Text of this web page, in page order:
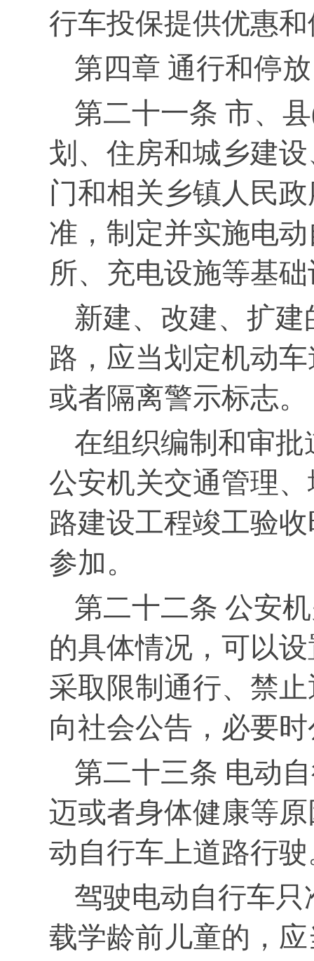
行车投保提供优惠
第四章 通行和停放
第二十一条 市、
划、住房和城乡建
门和相关乡镇人民
准，制定并实施电
所、充电设施等基
新建、改建、扩
路，应当划定机动
或者隔离警示标志。
在组织编制和审
公安机关交通管理
路建设工程竣工验
参加。
第二十二条 公安
的具体情况，可以
采取限制通行、禁
向社会公告，必要
第二十三条 电动
迈或者身体健康等
动自行车上道路行
驾驶电动自行车
载学龄前儿童的，